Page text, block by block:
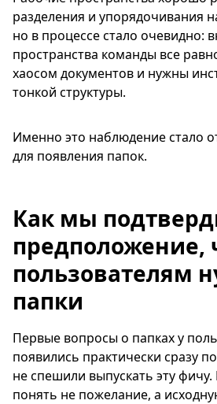
разделения и упорядочивания
но в процессе стало очевидно:
пространства команды все
хаосом документов и нужны
тонкой структуры.
Именно это наблюдение стало
для появления папок.
Как мы
предположение,
пользователям
папки
Первые вопросы о папках у
появились практически сразу
не спешили выпускать эту
понять не пожелание, а